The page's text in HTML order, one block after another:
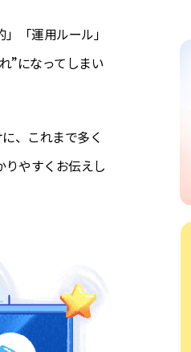
「運用ルール」
”になってしまい
、これまで多く
やすくお伝えし